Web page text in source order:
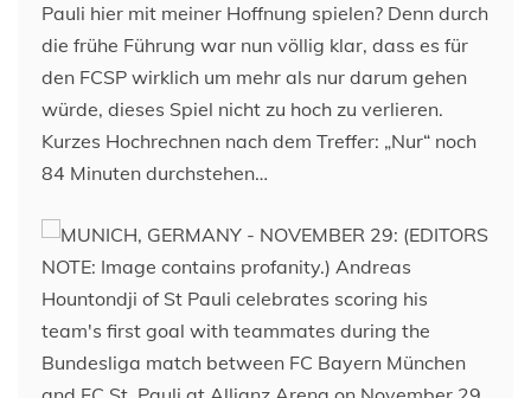
Pauli hier mit meiner Hoffnung spielen? Denn durch
die frühe Führung war nun völlig klar, dass es für
den FCSP wirklich um mehr als nur darum gehen
würde, dieses Spiel nicht zu hoch zu verlieren.
Kurzes Hochrechnen nach dem Treffer: „Nur“ noch
84 Minuten durchstehen…